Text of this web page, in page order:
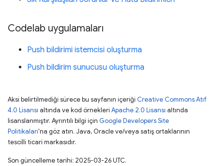
Codelab uygulamaları
Push bildirimi istemcisi oluşturma
Push bildirim sunucusu oluşturma
Aksi belirtilmediği sürece bu sayfanın içeriği Creative Commons Atıf
4.0 Lisansı altında ve kod örnekleri Apache 2.0 Lisansı altında
lisanslanmıştır. Ayrıntılı bilgi için Google Developers Site
Politikaları'na göz atın. Java, Oracle ve/veya satış ortaklarının
tescilli ticari markasıdır.
Son güncelleme tarihi: 2025-03-26 UTC.